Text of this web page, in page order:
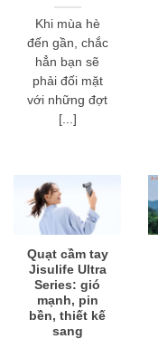
Khi mùa hè
đến gần, chắc
hẳn bạn sẽ
phải đối mặt
với những đợt
[...]
Quạt cầm tay
Jisulife Ultra
Series: gió
mạnh, pin
bền, thiết kế
sang